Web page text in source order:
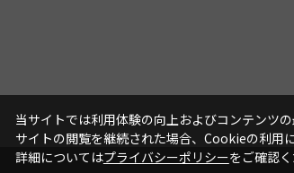
当サイトでは利用体験の向上およびコンテンツ
サイトの閲覧を継続された場合、Cookieの利用
詳細についてはプライバシーポリシーをご確認く